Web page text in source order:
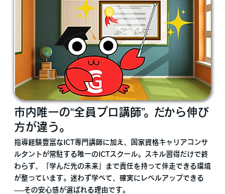
市内唯一の“全員プロ講師”。だから伸び
方が違う。
指導経験豊富なICT専門講師に加え、国家資格キャリアコンサ
ルタントが常駐する唯一のICTスクール。スキル習得だけで終
わらず、「学んだ先の未来」まで責任を持って伴走できる環境
が整っています。迷わず学べて、確実にレベルアップできる
──その安心感が選ばれる理由です。